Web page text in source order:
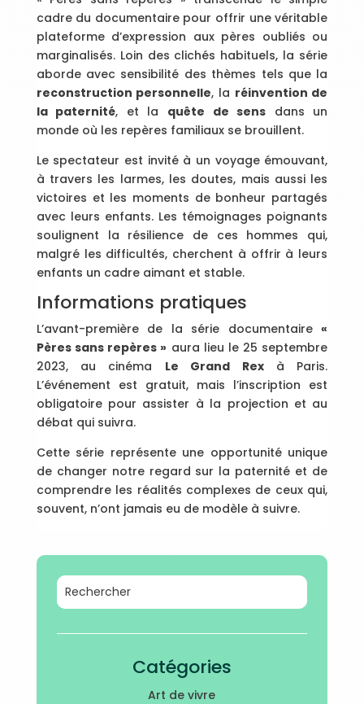
cadre du documentaire pour offrir une véritable
plateforme d’expression aux pères oubliés ou
marginalisés. Loin des clichés habituels, la série
aborde avec sensibilité des thèmes tels que la
reconstruction personnelle, la réinvention de
la paternité, et la quête de sens dans un
monde où les repères familiaux se brouillent.
Le spectateur est invité à un voyage émouvant,
à travers les larmes, les doutes, mais aussi les
victoires et les moments de bonheur partagés
avec leurs enfants. Les témoignages poignants
soulignent la résilience de ces hommes qui,
malgré les difficultés, cherchent à offrir à leurs
enfants un cadre aimant et stable.
Informations pratiques
L’avant-première de la série documentaire«
Pères sans repères » aura lieu le 25 septembre
2023, au cinéma Le Grand Rexà Paris.
L’événement est gratuit, mais l’inscription est
obligatoire pour assister à la projection et au
débat qui suivra.
Cette série représente une opportunité unique
de changer notre regard sur la paternité et de
comprendre les réalités complexes de ceux qui,
souvent, n’ont jamais eu de modèle à suivre.
Catégories
Art de vivre